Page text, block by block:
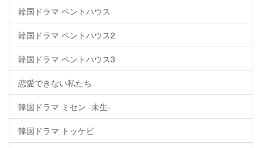
韓国ドラマ ペントハウス
韓国ドラマ ペントハウス2
韓国ドラマ ペントハウス3
恋愛できない私たち
韓国ドラマ ミセン -未生-
韓国ドラマ トッケビ